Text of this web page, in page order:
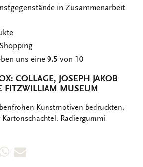
in Zusammenarbeit
uns eine9.5 von 10
COLLAGE, JOSEPH JAKOB
FITZWILLIAM MUSEUM
Kunstmotiven bedruckten,
Radiergummi
Per PerPer